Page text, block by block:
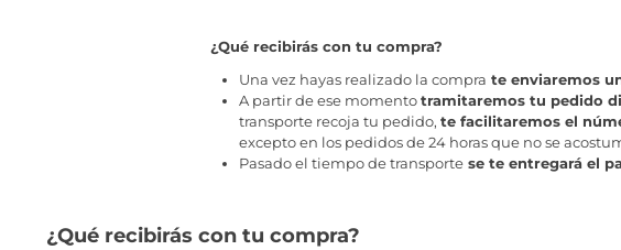
¿Qué recibirás con tu compra?
Una vez hayas realizado la compra te enviaremos
A partir de ese momentotramitaremos tu pedido
transporte recoja tu pedido, te facilitaremos el
excepto en los pedidos de 24 horas que no se
Pasado el tiempo de transporte se te entregará el
¿Qué recibirás con tu compra?